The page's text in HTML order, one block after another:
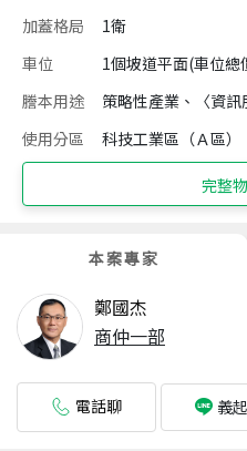
加蓋格局
1衛
車位
1個坡道平面(車位總
謄本用途
策略性產業、〈資訊
使用分區
科技工業區（Ａ區
完整
本案專家
鄭國杰
商仲一部
電話聊 義